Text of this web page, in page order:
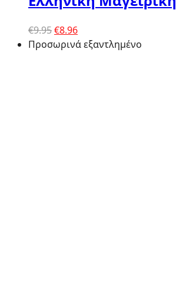
€9.95Original
price
€8.96Η
τρέχουσα
Προσωρινά εξαντλημένο